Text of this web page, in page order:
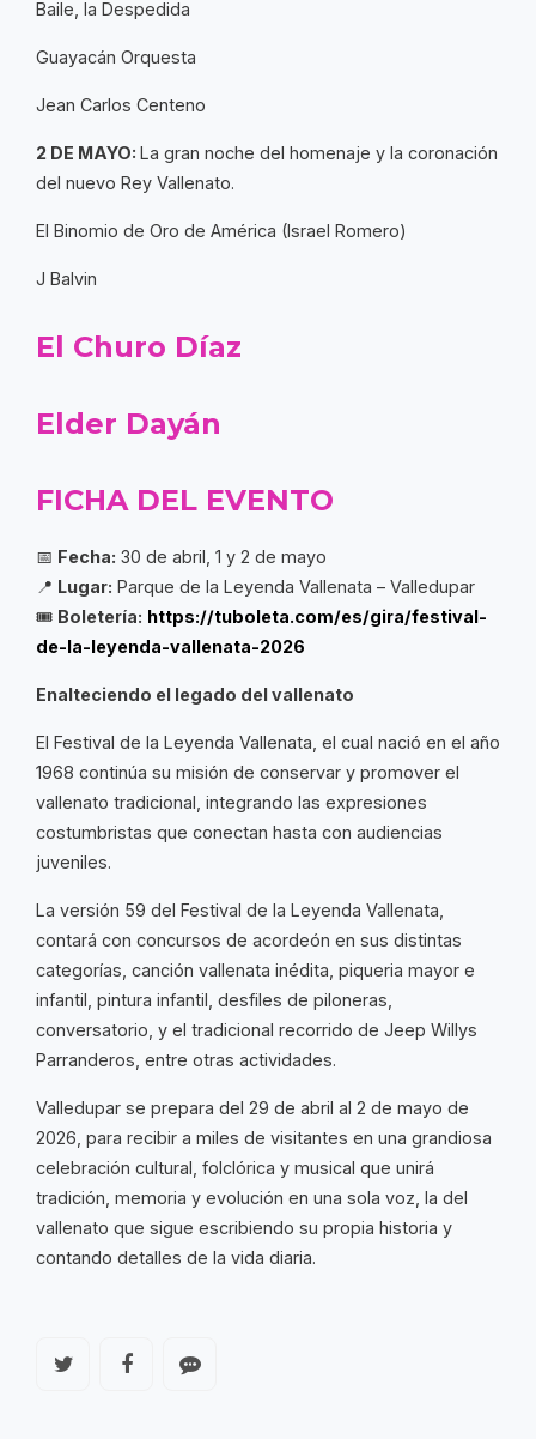
Baile, la Despedida
Guayacán Orquesta
Jean Carlos Centeno
2 DE MAYO: La gran noche del homenaje y la coronación
del nuevo Rey Vallenato.
El Binomio de Oro de América (Israel Romero)
J Balvin
El Churo Díaz
Elder Dayán
FICHA DEL EVENTO
📅 Fecha: 30 de abril, 1 y 2 de mayo
📍 Lugar: Parque de la Leyenda Vallenata – Valledupar
🎟 Boletería: https://tuboleta.com/es/gira/festival-
de-la-leyenda-vallenata-2026
Enalteciendo el legado del vallenato
El Festival de la Leyenda Vallenata, el cual nació en el año
1968 continúa su misión de conservar y promover el
vallenato tradicional, integrando las expresiones
costumbristas que conectan hasta con audiencias
juveniles.
La versión 59 del Festival de la Leyenda Vallenata,
contará con concursos de acordeón en sus distintas
categorías, canción vallenata inédita, piqueria mayor e
infantil, pintura infantil, desfiles de piloneras,
conversatorio, y el tradicional recorrido de Jeep Willys
Parranderos, entre otras actividades.
Valledupar se prepara del 29 de abril al 2 de mayo de
2026, para recibir a miles de visitantes en una grandiosa
celebración cultural, folclórica y musical que unirá
tradición, memoria y evolución en una sola voz, la del
vallenato que sigue escribiendo su propia historia y
contando detalles de la vida diaria.